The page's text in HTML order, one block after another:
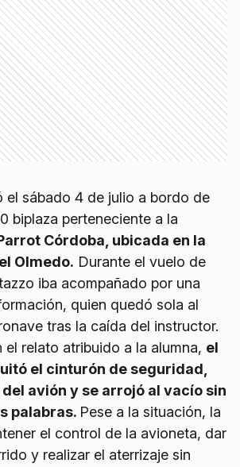
el sábado 4 de julio a bordo de
biplaza perteneciente a la
Córdoba, ubicada en la
Olmedo. Durante el vuelo de
iba acompañado por una
quien quedó sola al
tras la caída del instructor.
el relato atribuido a la alumna, el
el cinturón de seguridad,
avión y se arrojó al vacío sin
palabras. Pese a la situación, la
el control de la avioneta, dar
y realizar el aterrizaje sin